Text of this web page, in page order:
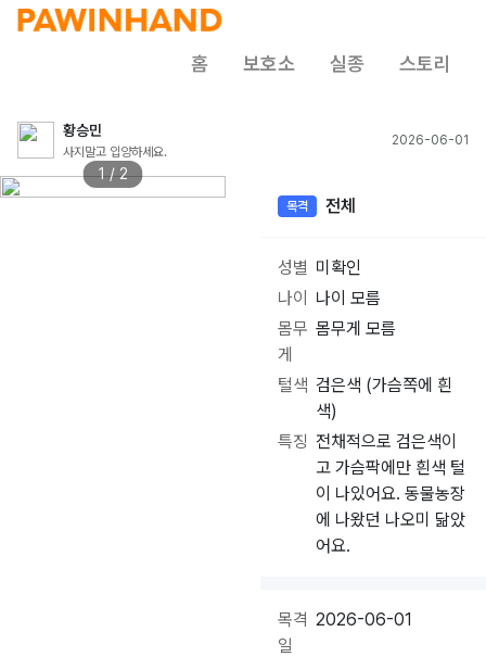
홈 보호소 실종 스토리
황승민
사지말고 입양하세요.
2026-06-01
1 / 2
목격 전체
성별 미확인
나이
나이 모름
몸무
게
몸무게 모름
털색 검은색 (가슴쪽에 흰
색)
특징 전채적으로 검은색이
고 가슴팍에만 흰색 털
이 나있어요. 동물농장
에 나왔던 나오미 닮았
어요.
목격
일
2026-06-01